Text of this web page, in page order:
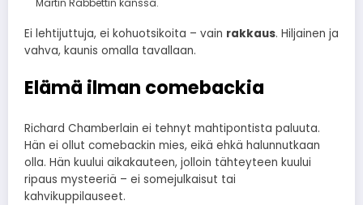
Ei lehtijuttuja, ei kohuotsikoita – vain rakkaus. Hiljainen ja
vahva, kaunis omalla tavallaan.
Elämä ilman comebackia
Richard Chamberlain ei tehnyt mahtipontista paluuta.
Hän ei ollut comebackin mies, eikä ehkä halunnutkaan
olla. Hän kuului aikakauteen, jolloin tähteyteen kuului
ripaus mysteeriä – ei somejulkaisut tai
kahvikuppilauseet.